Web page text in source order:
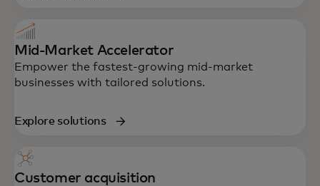
Mid-Market Accelerator
Empower the fastest-growing mid-market
businesses with tailored solutions.
Explore solutions
Customer acquisition